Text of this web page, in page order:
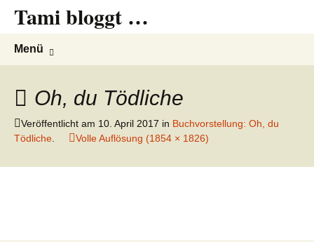
Tami bloggt …
Menü
Oh, du Tödliche
Veröffentlicht am 10. April 2017 in Buchvorstellung: Oh, du
Tödliche
Volle Auflösung (1854 × 1826)